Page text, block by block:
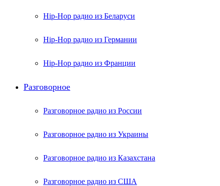
Hip-Hop радио из Беларуси
Hip-Hop радио из Германии
Hip-Hop радио из Франции
Разговорное
Разговорное радио из России
Разговорное радио из Украины
Разговорное радио из Казахстана
Разговорное радио из США